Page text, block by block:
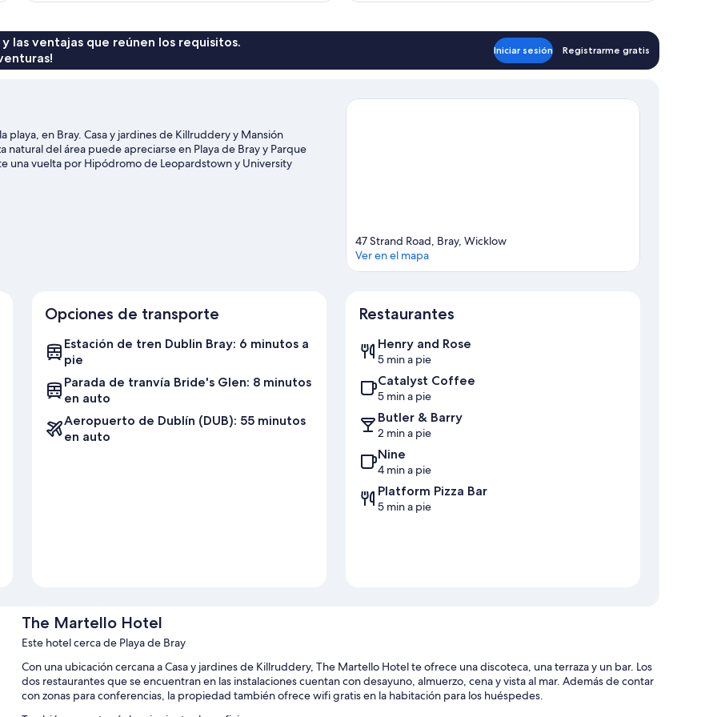
las ventajas que reúnen los requisitos.
Iniciar sesión Registrarme gratis
en Bray. Casa y jardines de Killruddery y Mansión
del área puede apreciarse en Playa de Bray y Parque
una vuelta por Hipódromo de Leopardstown y University
kayak y ski acuático, o disfrutar del aire libre mientras haces
47 Strand Road, Bray, Wicklow
Ver en el mapa
Opciones de transporte
Estación de tren Dublin Bray: 6 minutos a
pie
Parada de tranvía Bride's Glen: 8 minutos
en auto
Aeropuerto de Dublín (DUB): 55 minutos
en auto
Restaurantes
Henry and Rose
5 min a pie
Catalyst Coffee
5 min a pie
Butler & Barry
2 min a pie
Nine
4 min a pie
Platform Pizza Bar
5 min a pie
The Martello Hotel
Este hotel cerca de Playa de Bray
Con una ubicación cercana a Casa y jardines de Killruddery, The Martello Hotel te ofrece una discoteca, una terraza y un bar. Los
dos restaurantes que se encuentran en las instalaciones cuentan con desayuno, almuerzo, cena y vista al mar. Además de contar
con zonas para conferencias, la propiedad también ofrece wifi gratis en la habitación para los huéspedes.